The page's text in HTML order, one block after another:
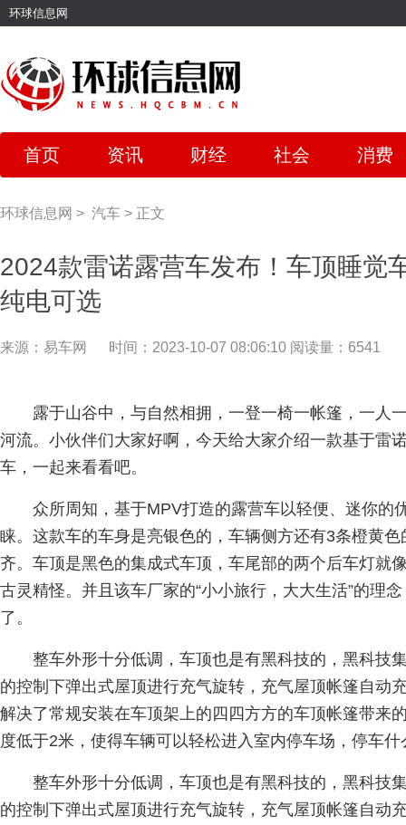
环球信息网
首页 资讯 财经 社会 消费
环球信息网 > 汽车 > 正文
2024款雷诺露营车发布！车顶睡觉
纯电可选
来源：易车网 时间：2023-10-07 08:06:10 阅读量：6541
露于山谷中，与自然相拥，一登一椅一帐篷，一人
河流。小伙伴们大家好啊，今天给大家介绍一款基于雷
车，一起来看看吧。
众所周知，基于MPV打造的露营车以轻便、迷你的
睐。这款车的车身是亮银色的，车辆侧方还有3条橙黄
齐。车顶是黑色的集成式车顶，车尾部的两个后车灯就
古灵精怪。并且该车厂家的“小小旅行，大大生活”的理
了。
整车外形十分低调，车顶也是有黑科技的，黑科技
的控制下弹出式屋顶进行充气旋转，充气屋顶帐篷自动
解决了常规安装在车顶架上的四四方方的车顶帐篷带来
度低于2米，使得车辆可以轻松进入室内停车场，停车
整车外形十分低调，车顶也是有黑科技的，黑科技
的控制下弹出式屋顶进行充气旋转，充气屋顶帐篷自动